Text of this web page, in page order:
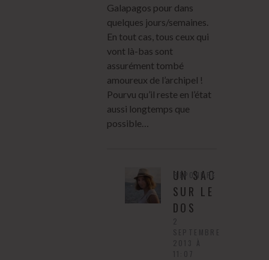
Galapagos pour dans
quelques jours/semaines.
En tout cas, tous ceux qui
vont là-bas sont
assurément tombé
amoureux de l’archipel !
Pourvu qu’il reste en l’état
aussi longtemps que
possible…
UN SAC
SUR LE
DOS
RÉPONDRE